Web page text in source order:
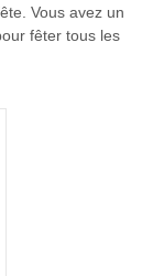
Vous avez un
fêter tous les